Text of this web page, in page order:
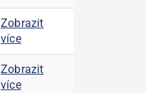
Zobrazit
více
Zobrazit
více